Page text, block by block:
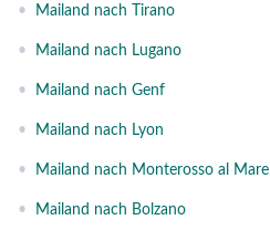
• Mailand nach Tirano
• Mailand nach Lugano
• Mailand nach Genf
• Mailand nach Lyon
• Mailand nach Monterosso al Mare
• Mailand nach Bolzano